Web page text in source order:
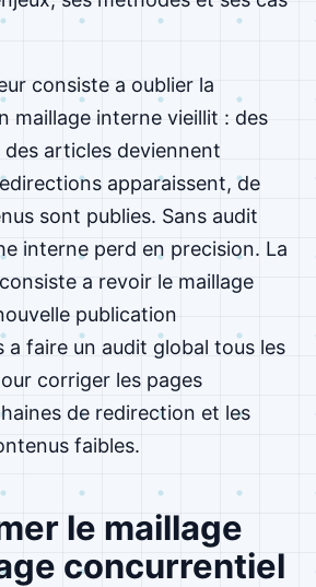
consiste a oublier la
maillage interne vieillit : des
des articles deviennent
apparaissent, de
sont publies. Sans audit
interne perd en precision. La
a revoir le maillage
publication
a faire un audit global tous les
corriger les pages
de redirection et les
faibles.
le maillage
concurrentiel